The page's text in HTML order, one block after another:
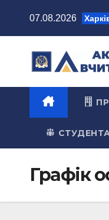
07.08.2026
Графік